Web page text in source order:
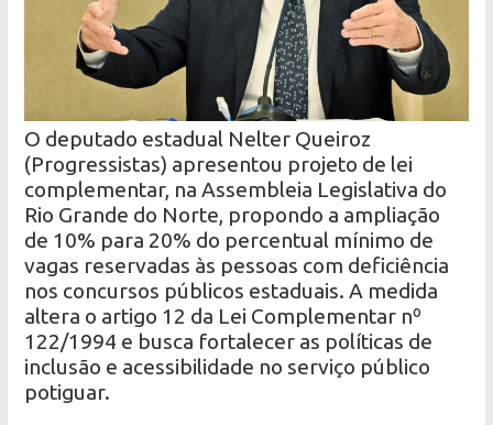
O deputado estadual Nelter Queiroz
(Progressistas) apresentou projeto de lei
complementar, na Assembleia Legislativa do
Rio Grande do Norte, propondo a ampliação
de 10% para 20% do percentual mínimo de
vagas reservadas às pessoas com deficiência
nos concursos públicos estaduais. A medida
altera o artigo 12 da Lei Complementar nº
122/1994 e busca fortalecer as políticas de
inclusão e acessibilidade no serviço público
potiguar.